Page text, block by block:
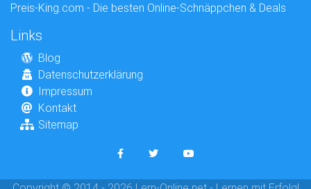
Preis-King.com - Die besten Online-Schnäppchen & Deals
Links
Blog
Datenschutzerklärung
Impressum
Kontakt
Sitemap